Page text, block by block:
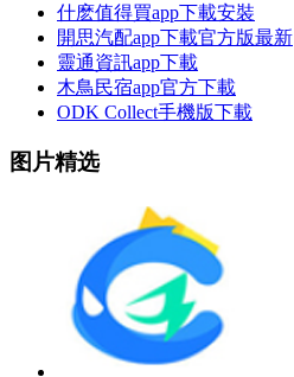
什麽值得買app下載安裝
開思汽配app下載官方版最新
靈通資訊app下載
木鳥民宿app官方下載
ODK Collect手機版下載
图片精选